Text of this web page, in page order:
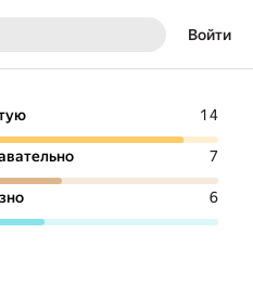
Войти
14
7
6